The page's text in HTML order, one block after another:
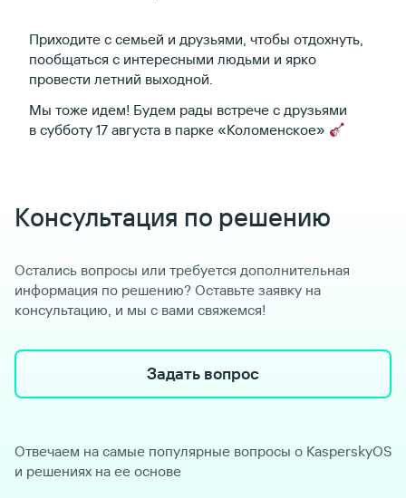
Приходите с семьей и друзьями, чтобы отдохнуть,
пообщаться с интересными людьми и ярко
провести летний выходной.
Мы тоже идем! Будем рады встрече с друзьями
в субботу 17 августа в парке «Коломенское»
Консультация по решению
Остались вопросы или требуется дополнительная
информация по решению? Оставьте заявку на
консультацию, и мы с вами свяжемся!
Задать вопрос
Отвечаем на самые популярные вопросы о KasperskyOS
и решениях на ее основе